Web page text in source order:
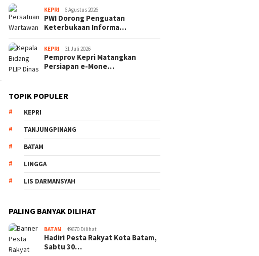
KEPRI 6 Agustus 2026
PWI Dorong Penguatan
Keterbukaan Informa…
KEPRI 31 Juli 2026
Pemprov Kepri Matangkan
Persiapan e-Mone…
TOPIK POPULER
KEPRI
TANJUNGPINANG
BATAM
LINGGA
LIS DARMANSYAH
PALING BANYAK DILIHAT
BATAM 49670 Dilihat
Hadiri Pesta Rakyat Kota Batam,
Sabtu 30…